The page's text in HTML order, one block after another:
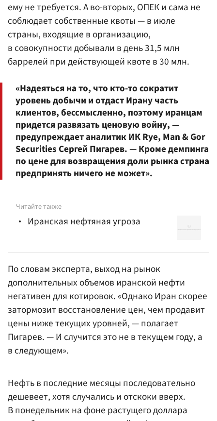
ему не требуется. А во-вторых, ОПЕК и сама не
соблюдает собственные квоты — в июле
страны, входящие в организацию,
в совокупности добывали в день 31,5 млн
баррелей при действующей квоте в 30 млн.
«Надеяться на то, что кто-то сократит
уровень добычи и отдаст Ирану часть
клиентов, бессмысленно, поэтому иранцам
придется развязать ценовую войну, —
предупреждает аналитик ИК Rye, Man & Gor
Securities Сергей Пигарев. — Кроме демпинга
по цене для возвращения доли рынка страна
предпринять ничего не может».
Читайте также
Иранская нефтяная угроза
По словам эксперта, выход на рынок
дополнительных объемов иранской нефти
негативен для котировок. «Однако Иран скорее
затормозит восстановление цен, чем продавит
цены ниже текущих уровней, — полагает
Пигарев. — И случится это не в текущем году, а
в следующем».
Нефть в последние месяцы последовательно
дешевеет, хотя случались и отскоки вверх.
В понедельник на фоне растущего доллара